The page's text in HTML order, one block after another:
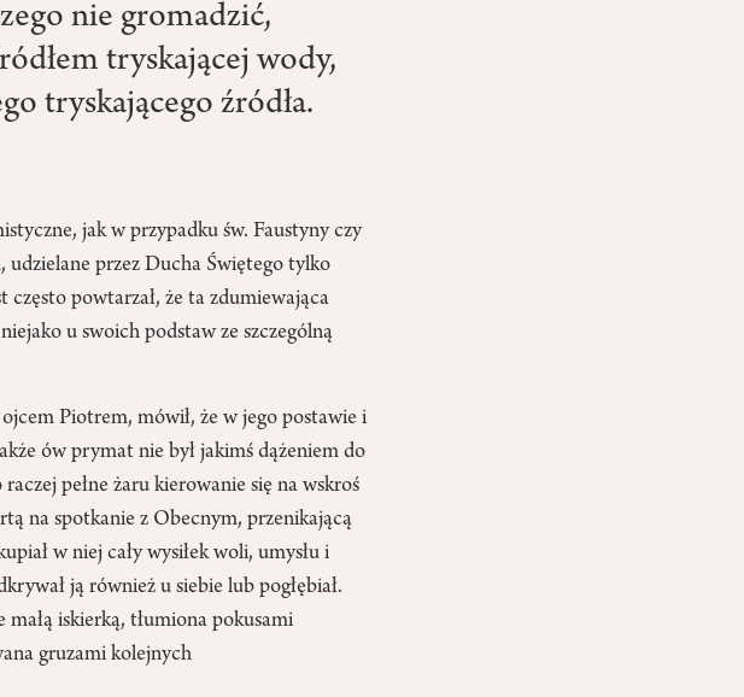
nie gromadzić,
tryskającej wody,
tryskającego źródła.
jak w przypadku św. Faustyny czy
udzielane przez Ducha Świętego tylko
powtarzał, że ta zdumiewająca
u swoich podstaw ze szczególną
Piotrem, mówił, że w jego postawie i
ów prymat nie był jakimś dążeniem do
pełne żaru kierowanie się na wskroś
na spotkanie z Obecnym, przenikającą
w niej cały wysiłek woli, umysłu i
ją również u siebie lub pogłębiał.
iskierką, tłumiona pokusami
gruzami kolejnych